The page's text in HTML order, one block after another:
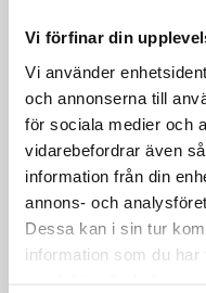
Vi förfinar din
Vi använder
och annonserna till
för sociala medier och
vidarebefordrar även
information från din
annons- och
Dessa kan i sin tur
information som du